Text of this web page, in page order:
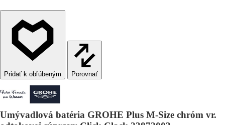
Porovnať
Umývadlová batéria GROHE Plus M-Size chróm vr.